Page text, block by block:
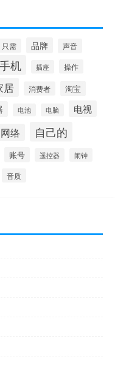
只需 品牌 声音
手机 插座 操作
居 消费者
淘宝
电池 电脑 电视
网络 自己的
账号 遥控器 闹钟
音质